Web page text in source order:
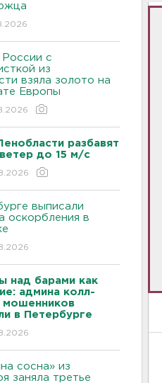
с
из
взяла золото на
Европы
разбавят
до 15 м/с
выписали
оскорбления в
над барами как
админа колл-
мошенников
в Петербурге
сосна» из
заняла третье